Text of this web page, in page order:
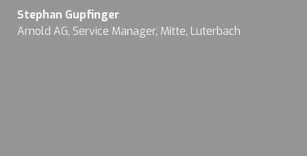
Arnold AG, Service Manager, Mitte, Luterbach